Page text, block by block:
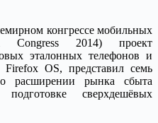
конгрессе мобильных
Congress 2014) проект
эталонных телефонов и
Firefox OS, представил семь
расширении рынка сбыта
сверхдешёвых